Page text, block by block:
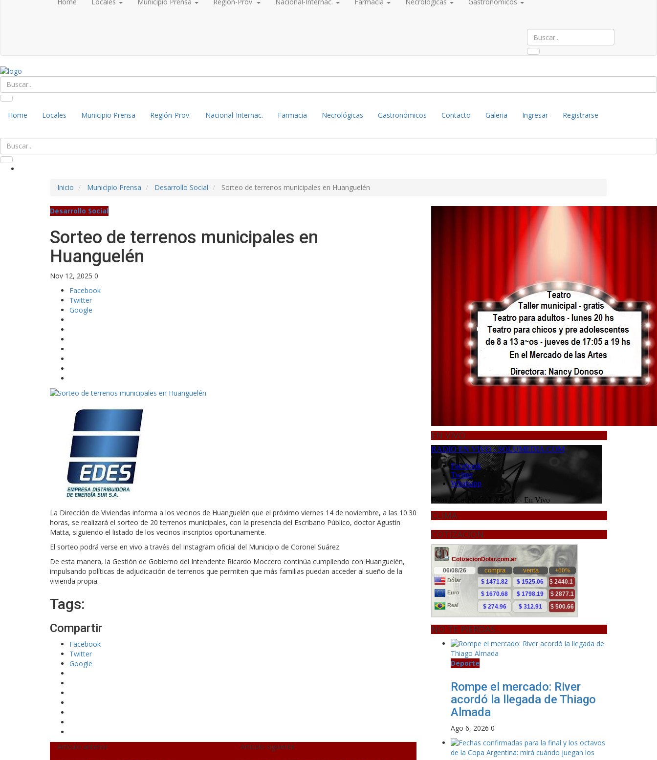
Home Locales Municipio Prensa Región-Prov. Nacional-Internac. Farmacia Necrológicas Gastronómicos Contacto Galeria Ingresar Registrarse
Inicio Municipio Prensa Desarrollo Social Sorteo de terrenos municipales en Huanguelén
Desarrollo Social
Sorteo de terrenos municipales en
Huanguelén
Nov 12, 2025 0
Facebook
Twitter
Google
La Dirección de Viviendas informa a los vecinos de Huanguelén que el próximo viernes 14 de noviembre, a las 10.30
horas, se realizará el sorteo de 20 terrenos municipales, con la presencia del Escribano Público, doctor Agustín
Matta, siguiendo el listado de los vecinos inscriptos oportunamente.
El sorteo podrá verse en vivo a través del Instagram oficial del Municipio de Coronel Suárez.
De esta manera, la Gestión de Gobierno del Intendente Ricardo Moccero continúa cumpliendo con Huanguelén,
impulsando políticas de adjudicación de terrenos que permiten que más familias puedan acceder al sueño de la
vivienda propia.
Tags:
Compartir
Facebook
Twitter
Google
Artículo anterior Artículo siguiente
EN VIVO
CLIMA
COTIZACION
NO TE PIERDAS...
Deporte
Rompe el mercado: River
acordó la llegada de Thiago
Almada
Ago 6, 2026 0